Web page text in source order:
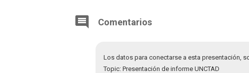
Comentarios
Los datos para conectarse a esta presentación,
Topic: Presentación de informe UNCTAD